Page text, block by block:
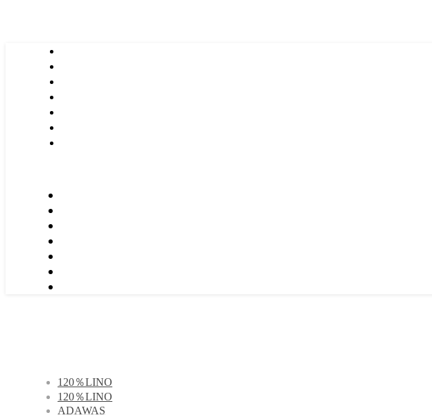
120％LINO
120％LINO
ADAWAS